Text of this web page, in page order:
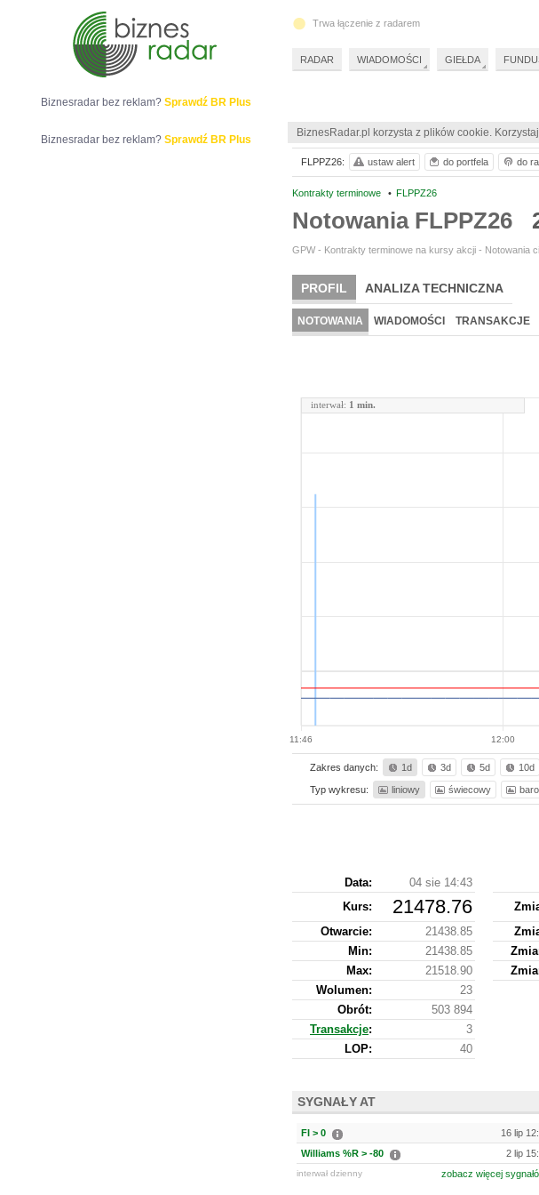
BiznesRadar.pl korzysta z plików cookie.
Kontrakty terminowe • FLPPZ26
Notowania FLPPZ26
GPW - Kontrakty terminowe na kursy akcji - Notowania
PROFIL ANALIZA TECHNICZNA
NOTOWANIA WIADOMOŚCI TRANSAKCJE
11:46 12:00
interwał: 1 min.
Zakres danych: 1d 3d 5d 10d
Typ wykresu: liniowy świecowy
Data:
04 sie 14:43
Kurs: 21478.76
Otwarcie:
21438.85
Min:
21438.85
Max:
21518.90
Wolumen:
23
Obrót:
503 894
Transakcje:
3
LOP:
40
SYGNAŁY AT
FI > 0
16 lip
Williams %R > -80
2 lip
interwał dzienny zobacz więcej
FLPPZ26: ustaw alert do portfela do
Biznesradar bez reklam? Sprawdź BR Plus
Biznesradar bez reklam? Sprawdź BR Plus
Trwa łączenie z radarem
RADAR WIADOMOŚCI GIEŁDA